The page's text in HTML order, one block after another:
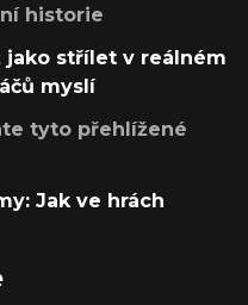
historie
střílet v reálném
myslí
tyto přehlížené
Jak ve hrách